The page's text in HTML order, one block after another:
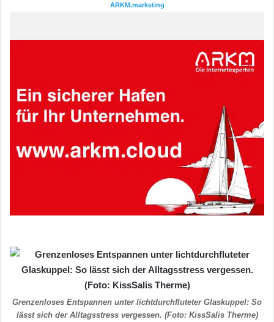
ARKM.marketing
Grenzenloses Entspannen unter lichtdurchfluteter Glaskuppel: So
lässt sich der Alltagsstress vergessen. (Foto: KissSalis Therme)